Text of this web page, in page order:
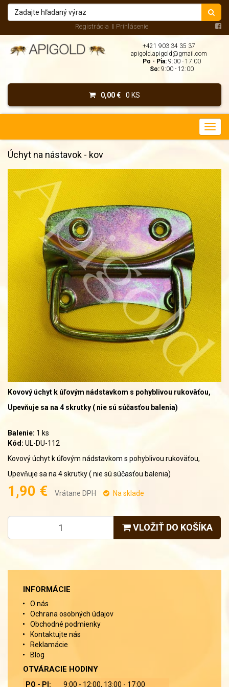
Registrácia Prihlásenie
+421 903 34 35 37
apigold.apigold@gmail.com
Po - Pia: 9:00 - 17:00
So: 9:00 - 12:00
0,00 € 0 KS
Úchyt na nástavok - kov
Kovový úchyt k úľovým nádstavkom s pohyblivou rukoväťou,
Upevňuje sa na 4 skrutky ( nie sú súčasťou balenia)
Balenie: 1 ks
Kód: UL-DU-112
Kovový úchyt k úľovým nádstavkom s pohyblivou rukoväťou,
Upevňuje sa na 4 skrutky ( nie sú súčasťou balenia)
1,90 € Vrátane DPH Na sklade
VLOŽIŤ DO KOŠÍKA
INFORMÁCIE
O nás
Ochrana osobných údajov
Obchodné podmienky
Kontaktujte nás
Reklamácie
Blog
OTVÁRACIE HODINY
PO - PI: 9:00 - 12:00, 13:00 - 17:00